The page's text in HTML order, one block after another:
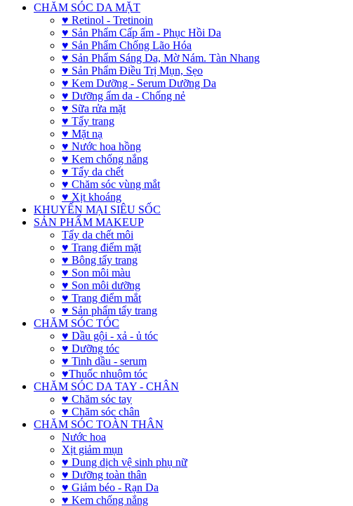
CHĂM SÓC DA MẶT
♥ Retinol - Tretinoin
♥ Sản Phẩm Cấp ẩm - Phục Hồi Da
♥ Sản Phẩm Chống Lão Hóa
♥ Sản Phẩm Sáng Da, Mờ Nám. Tàn Nhang
♥ Sản Phẩm Điều Trị Mụn, Sẹo
♥ Kem Dưỡng - Serum Dưỡng Da
♥ Dưỡng ẩm da - Chống nẻ
♥ Sữa rửa mặt
♥ Tẩy trang
♥ Mặt nạ
♥ Nước hoa hồng
♥ Kem chống nắng
♥ Tẩy da chết
♥ Chăm sóc vùng mắt
♥ Xịt khoáng
KHUYẾN MẠI SIÊU SỐC
SẢN PHẨM MAKEUP
Tẩy da chết môi
♥ Trang điểm mặt
♥ Bông tẩy trang
♥ Son môi màu
♥ Son môi dưỡng
♥ Trang điểm mắt
♥ Sản phẩm tẩy trang
CHĂM SÓC TÓC
♥ Dầu gội - xả - ủ tóc
♥ Dưỡng tóc
♥ Tinh dầu - serum
♥Thuốc nhuộm tóc
CHĂM SÓC DA TAY - CHÂN
♥ Chăm sóc tay
♥ Chăm sóc chân
CHĂM SÓC TOÀN THÂN
Nước hoa
Xịt giảm mụn
♥ Dung dịch vệ sinh phụ nữ
♥ Dưỡng toàn thân
♥ Giảm béo - Rạn Da
♥ Kem chống nắng